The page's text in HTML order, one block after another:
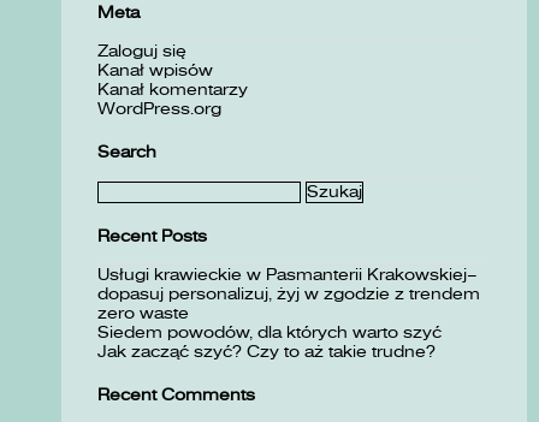
Meta
Zaloguj się
Kanał wpisów
Kanał komentarzy
WordPress.org
Search
Szukaj:
Recent Posts
Usługi krawieckie w Pasmanterii Krakowskiej–
dopasuj personalizuj, żyj w zgodzie z trendem
zero waste
Siedem powodów, dla których warto szyć
Jak zacząć szyć? Czy to aż takie trudne?
Recent Comments